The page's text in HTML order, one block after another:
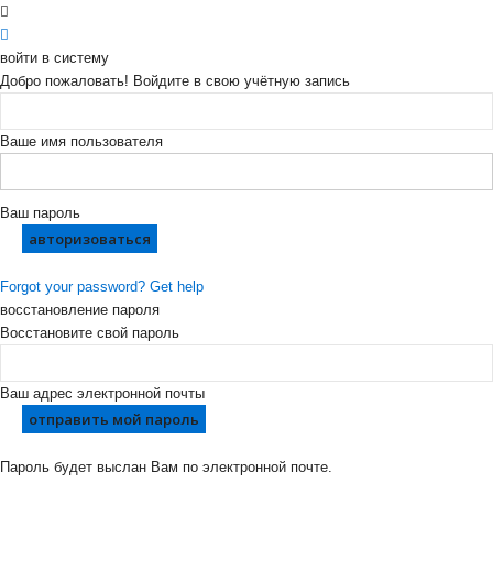
войти в систему
Добро пожаловать! Войдите в свою учётную запись
Ваше имя пользователя
Ваш пароль
Forgot your password? Get help
восстановление пароля
Восстановите свой пароль
Ваш адрес электронной почты
Пароль будет выслан Вам по электронной почте.